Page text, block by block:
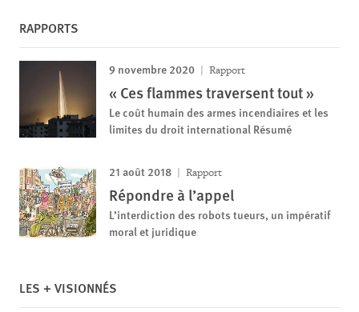
RAPPORTS
9 novembre 2020 Rapport
« Ces flammes traversent tout »
Le coût humain des armes incendiaires et les
limites du droit international Résumé
21 août 2018 Rapport
Répondre à l’appel
L’interdiction des robots tueurs, un impératif
moral et juridique
LES + VISIONNÉS